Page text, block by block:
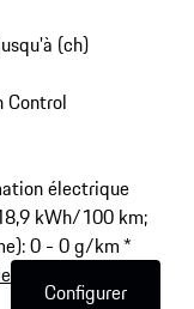
(ch)
Control
électrique
kWh/100 km;
0 - 0 g/km *
Configurer